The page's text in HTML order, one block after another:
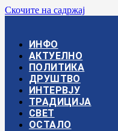
Скочите на садржај
ИНФО
АКТУЕЛНО
ПОЛИТИКА
ДРУШТВО
ИНТЕРВЈУ
ТРАДИЦИЈА
СВЕТ
ОСТАЛО